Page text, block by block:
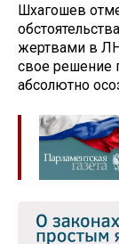
Шхагошев
жертвами в
свое решение
абсолютно